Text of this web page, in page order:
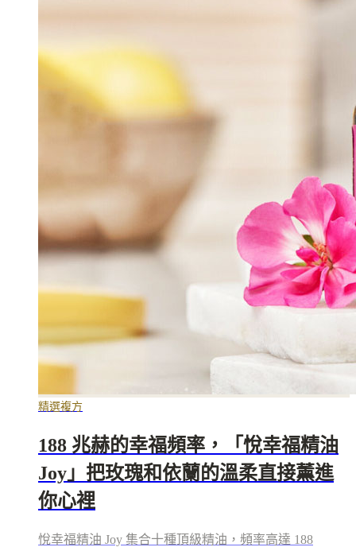
精選複方
188 兆赫的幸福頻率，「悅幸福精油
Joy」把玫瑰和依蘭的溫柔直接薰進
你心裡
悅幸福精油 Joy 集合十種頂級精油，頻率高達 188